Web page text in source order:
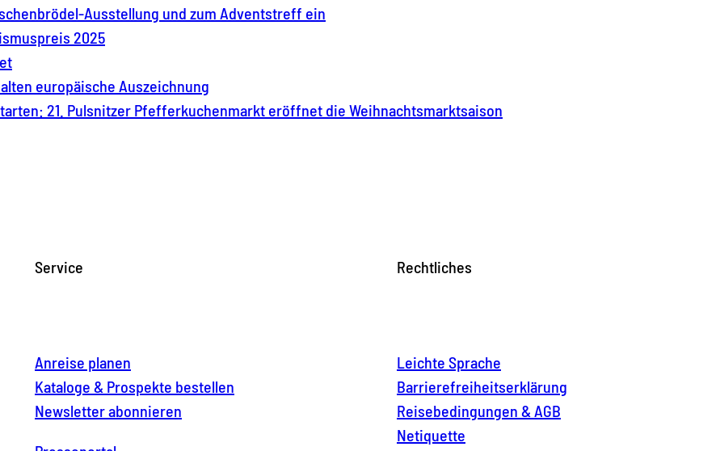
Ausstellung und zum Adventstreff ein
2025
europäische Auszeichnung
21. Pulsnitzer Pfefferkuchenmarkt eröffnet die Weihnachtsmarktsaison
Service
Anreise planen
Kataloge & Prospekte bestellen
Newsletter abonnieren
Rechtliches
Leichte Sprache
Barrierefreiheitserklärung
Reisebedingungen & AGB
Netiquette